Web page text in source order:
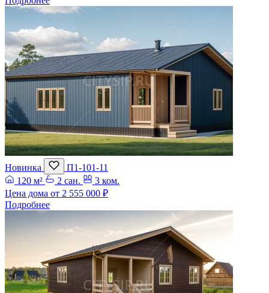
Новинка
П1-101-11
120 м²
2 сан.
3 ком.
Цена дома от 2 555 000 ₽
Подробнее